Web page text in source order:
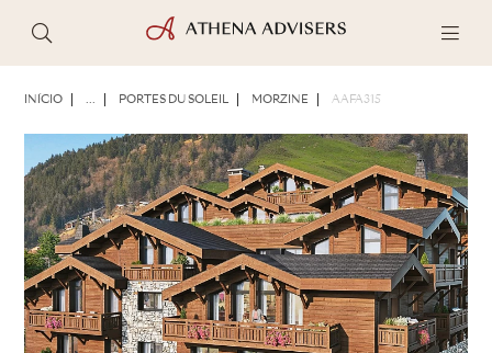
INÍCIO ... PORTES DU SOLEIL MORZINE AAFA315